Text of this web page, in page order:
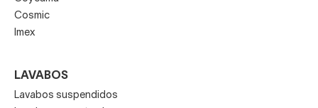
Cosmic
Imex
LAVABOS
Lavabos suspendidos